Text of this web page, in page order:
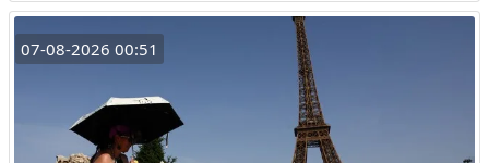
07-08-2026 00:51